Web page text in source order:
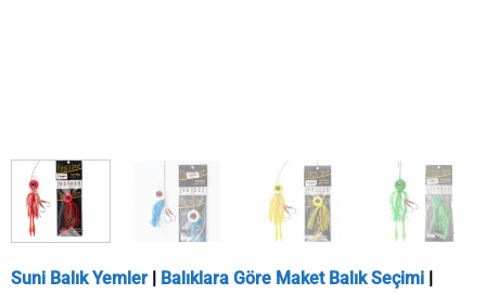
Suni Balık Yemler | Balıklara Göre Maket Balık Seçimi |